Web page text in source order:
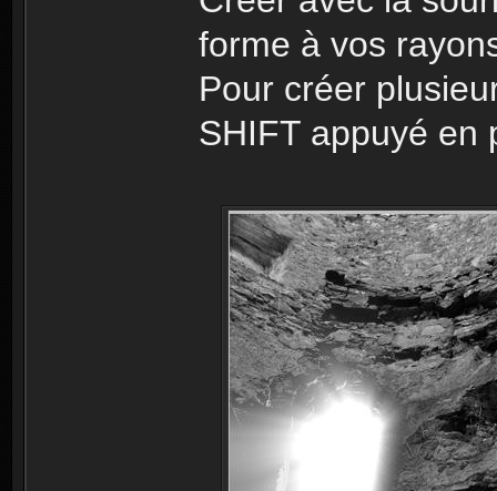
forme à vos
Pour créer
SHIFT appuyé en